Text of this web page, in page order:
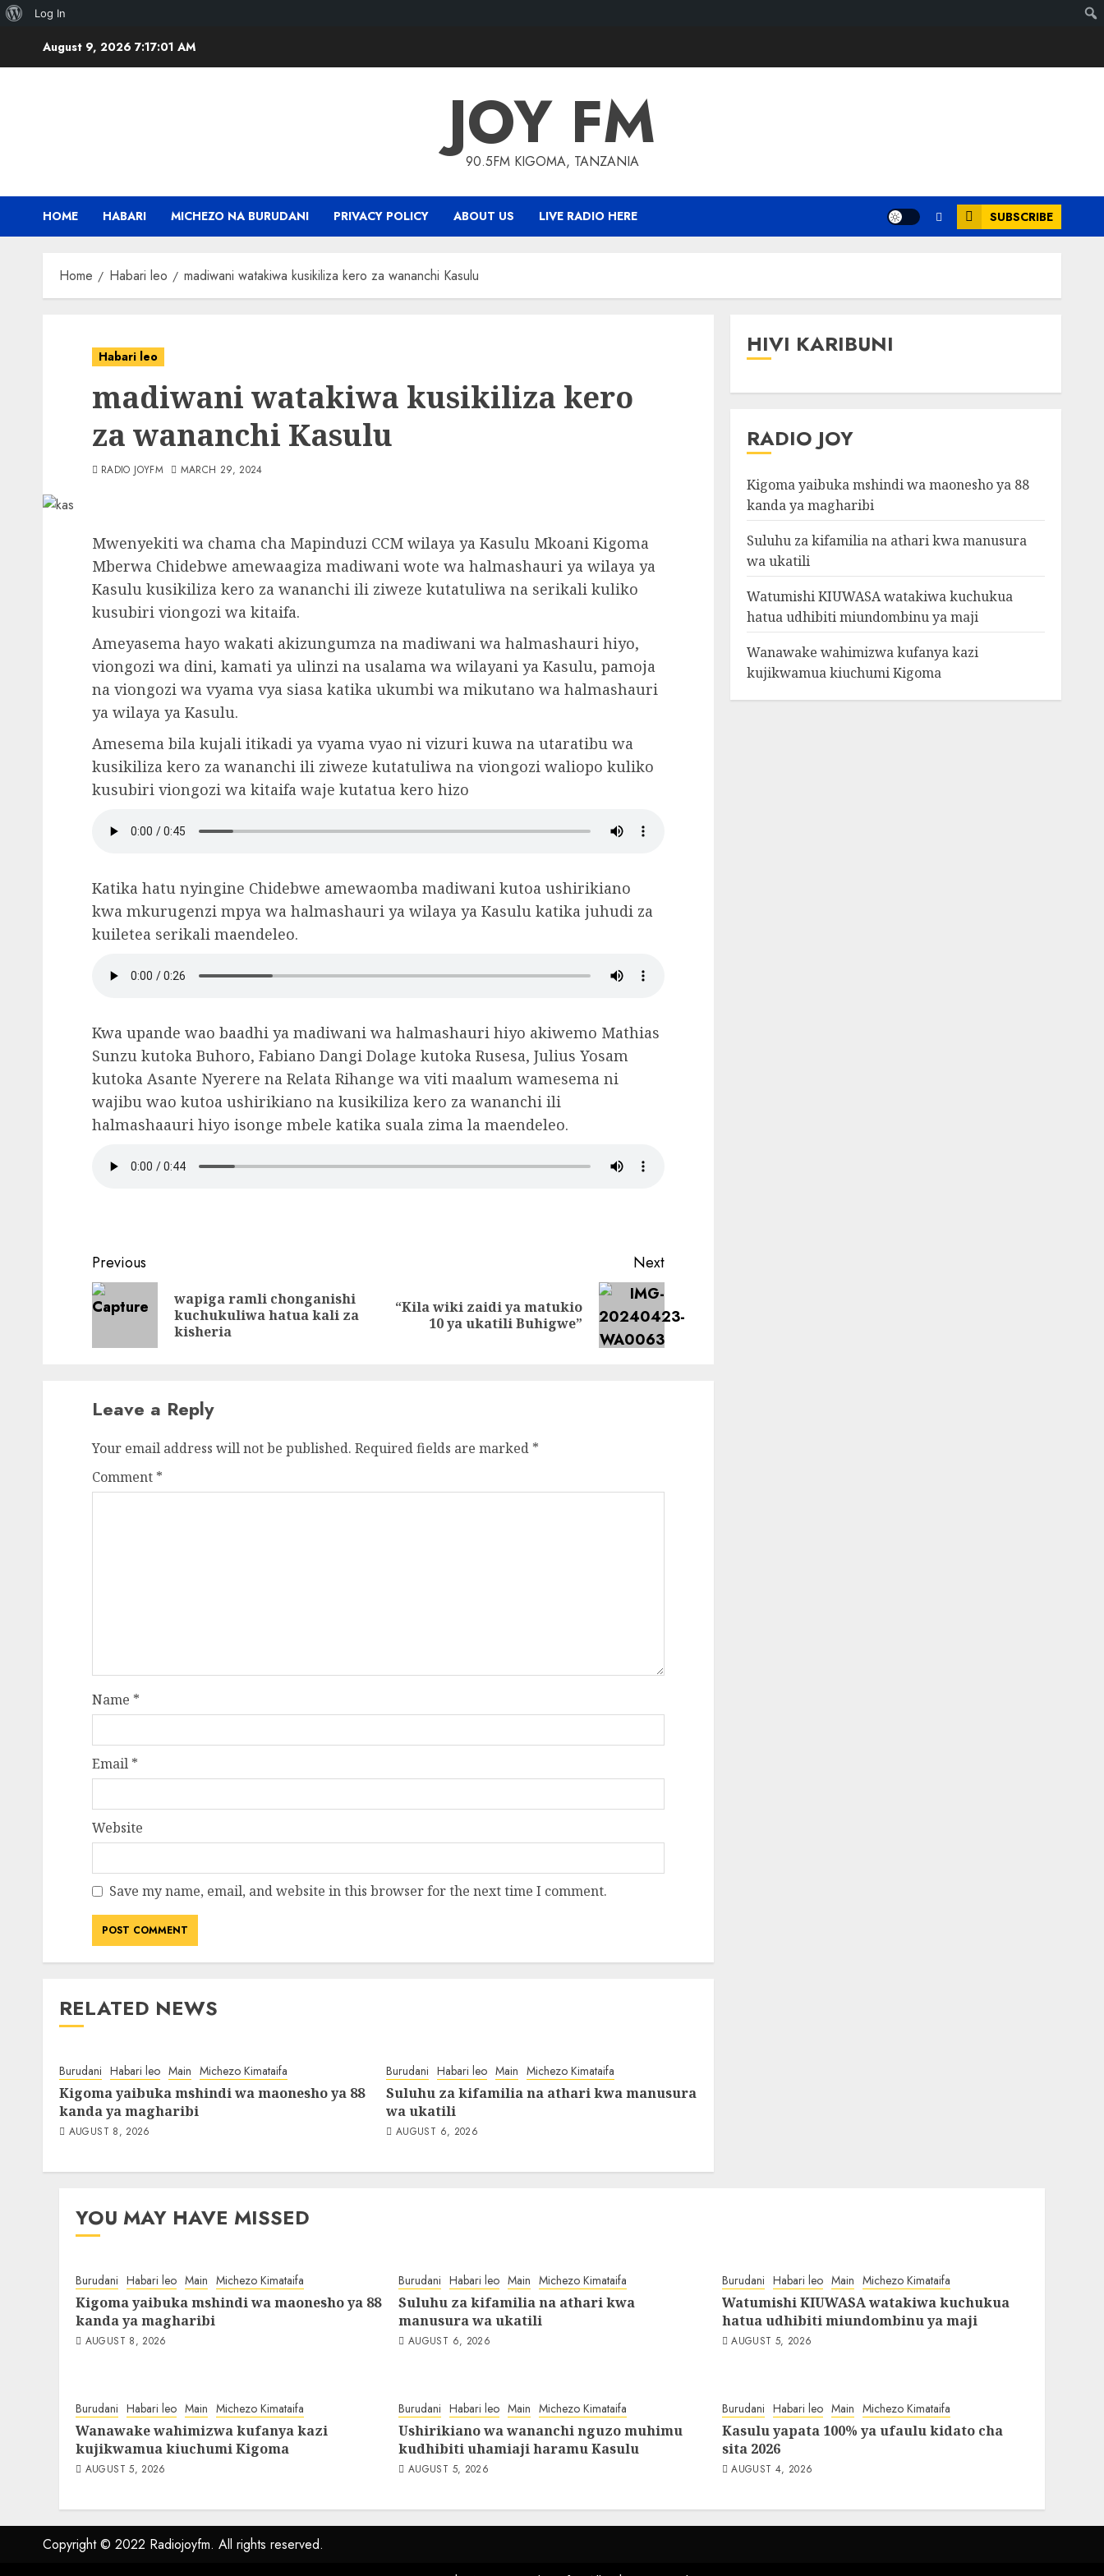
About
Log In
August 9, 2026 7:17:01 AM
JOY FM
90.5FM KIGOMA, TANZANIA
HOME HABARI MICHEZO NA BURUDANI PRIVACY POLICY ABOUT US LIVE RADIO HERE SUBSCRIBE
Home Habari leo madiwani watakiwa kusikiliza kero za wananchi Kasulu
Habari leo
madiwani watakiwa kusikiliza kero
za wananchi Kasulu
RADIO JOYFM MARCH 29, 2024
Mwenyekiti wa chama cha Mapinduzi CCM wilaya ya Kasulu Mkoani Kigoma
Mberwa Chidebwe amewaagiza madiwani wote wa halmashauri ya wilaya ya
Kasulu kusikiliza kero za wananchi ili ziweze kutatuliwa na serikali kuliko
kusubiri viongozi wa kitaifa.
Ameyasema hayo wakati akizungumza na madiwani wa halmashauri hiyo,
viongozi wa dini, kamati ya ulinzi na usalama wa wilayani ya Kasulu, pamoja
na viongozi wa vyama vya siasa katika ukumbi wa mikutano wa halmashauri
ya wilaya ya Kasulu.
Amesema bila kujali itikadi ya vyama vyao ni vizuri kuwa na utaratibu wa
kusikiliza kero za wananchi ili ziweze kutatuliwa na viongozi waliopo kuliko
kusubiri viongozi wa kitaifa waje kutatua kero hizo
Katika hatu nyingine Chidebwe amewaomba madiwani kutoa ushirikiano
kwa mkurugenzi mpya wa halmashauri ya wilaya ya Kasulu katika juhudi za
kuiletea serikali maendeleo.
Kwa upande wao baadhi ya madiwani wa halmashauri hiyo akiwemo Mathias
Sunzu kutoka Buhoro, Fabiano Dangi Dolage kutoka Rusesa, Julius Yosam
kutoka Asante Nyerere na Relata Rihange wa viti maalum wamesema ni
wajibu wao kutoa ushirikiano na kusikiliza kero za wananchi ili
halmashaauri hiyo isonge mbele katika suala zima la maendeleo.
Continue
Reading
Previous
Previous
wapiga ramli chonganishi
kuchukuliwa hatua kali za
kisheria
Next
Next
“Kila wiki zaidi ya matukio
10 ya ukatili Buhigwe”
Leave a Reply
Your email address will not be published. Required fields are marked *
Comment *
Name *
Email *
Website
Save my name, email, and website in this browser for the next time I comment.
RELATED NEWS
Burudani Habari leo Main Michezo Kimataifa
Kigoma yaibuka mshindi wa maonesho ya 88
kanda ya magharibi
AUGUST 8, 2026
Burudani Habari leo Main Michezo Kimataifa
Suluhu za kifamilia na athari kwa manusura
wa ukatili
AUGUST 6, 2026
HIVI KARIBUNI
RADIO JOY
Kigoma yaibuka mshindi wa maonesho ya 88
kanda ya magharibi
Suluhu za kifamilia na athari kwa manusura
wa ukatili
Watumishi KIUWASA watakiwa kuchukua
hatua udhibiti miundombinu ya maji
Wanawake wahimizwa kufanya kazi
kujikwamua kiuchumi Kigoma
YOU MAY HAVE MISSED
Burudani Habari leo Main Michezo Kimataifa
Kigoma yaibuka mshindi wa maonesho ya 88
kanda ya magharibi
AUGUST 8, 2026
Burudani Habari leo Main Michezo Kimataifa
Suluhu za kifamilia na athari kwa
manusura wa ukatili
AUGUST 6, 2026
Burudani Habari leo Main Michezo Kimataifa
Watumishi KIUWASA watakiwa kuchukua
hatua udhibiti miundombinu ya maji
AUGUST 5, 2026
Burudani Habari leo Main Michezo Kimataifa
Wanawake wahimizwa kufanya kazi
kujikwamua kiuchumi Kigoma
AUGUST 5, 2026
Burudani Habari leo Main Michezo Kimataifa
Ushirikiano wa wananchi nguzo muhimu
kudhibiti uhamiaji haramu Kasulu
AUGUST 5, 2026
Burudani Habari leo Main Michezo Kimataifa
Kasulu yapata 100% ya ufaulu kidato cha
sita 2026
AUGUST 4, 2026
Copyright © 2022 Radiojoyfm. All rights reserved.